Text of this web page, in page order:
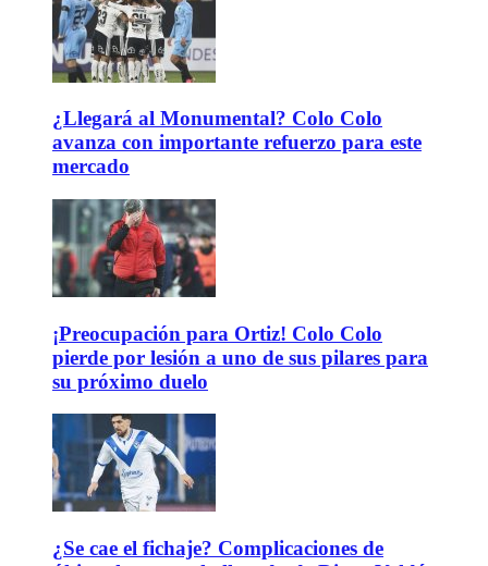
¿Llegará al Monumental? Colo Colo
avanza con importante refuerzo para este
mercado
¡Preocupación para Ortiz! Colo Colo
pierde por lesión a uno de sus pilares para
su próximo duelo
¿Se cae el fichaje? Complicaciones de